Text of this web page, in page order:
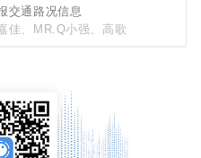
交通路况信息
佳、MR.Q小强、高歌